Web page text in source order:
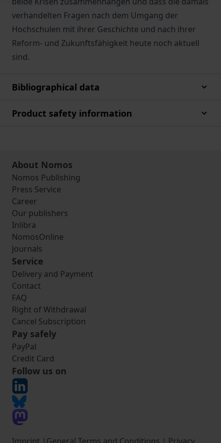
verhandelten Fragen nach dem Umgang der
Hochschulen mit ihrer Geschichte und nach ihrer
Reform- und Zukunftsfähigkeit heute noch aktuell
sind.
Bibliographical data
Product safety information
About Nomos
Nomos Publishing
Press Service
Career
Our publishers
Inlibra
NomosOnline
Journals
Service
Delivery and Payment
Contact
FAQ
Right of Withdrawal
Cancel Subscription
Pay safely
PayPal
Credit Card
Follow us on